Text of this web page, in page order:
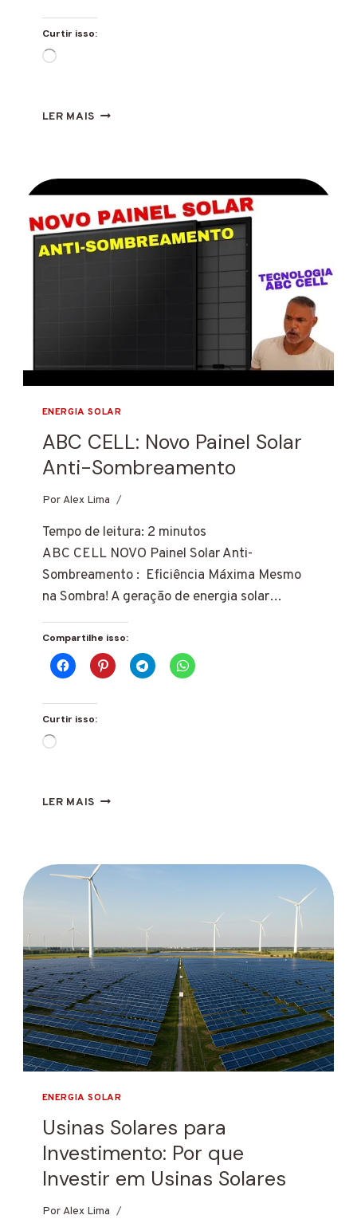
Curtir isso:
Carregando...
LER MAIS TESTE
GRID
DA
TEMU
MAGQOO
3500W
ENERGIA SOLAR
ABC CELL: Novo Painel Solar
Anti-Sombreamento
PorAlex Lima
3 de março de 2025
Tempo de leitura: 2 minutos
ABC CELL NOVO Painel Solar Anti-
Sombreamento : Eficiência Máxima Mesmo
na Sombra! A geração de energia solar…
Compartilhe isso:
Curtir isso:
Carregando...
LER MAIS ABC
SOLAR
ANTI-
SOMBREAMENTO
ENERGIA SOLAR
Usinas Solares para
Investimento: Por que
Investir em Usinas Solares
PorAlex Lima
24 de fevereiro de 2025